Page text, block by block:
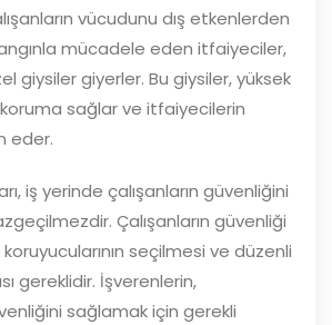
vücudunu dış etkenlerden
mücadele eden itfaiyeciler,
giysiler giyerler. Bu giysiler, yüksek
koruma sağlar ve itfaiyecilerin
eder.
iş yerinde çalışanların güvenliğini
Çalışanların güvenliği
seçilmesi ve düzenli
gereklidir. İşverenlerin,
sağlamak için gerekli